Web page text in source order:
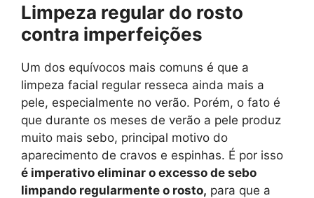
Limpeza regular do rosto
contra imperfeições
Um dos equívocos mais comuns é que a
limpeza facial regular resseca ainda mais a
pele, especialmente no verão. Porém, o fato é
que durante os meses de verão a pele produz
muito mais sebo, principal motivo do
aparecimento de cravos e espinhas. É por isso
é imperativo eliminar o excesso de sebo
limpando regularmente o rosto, para que a